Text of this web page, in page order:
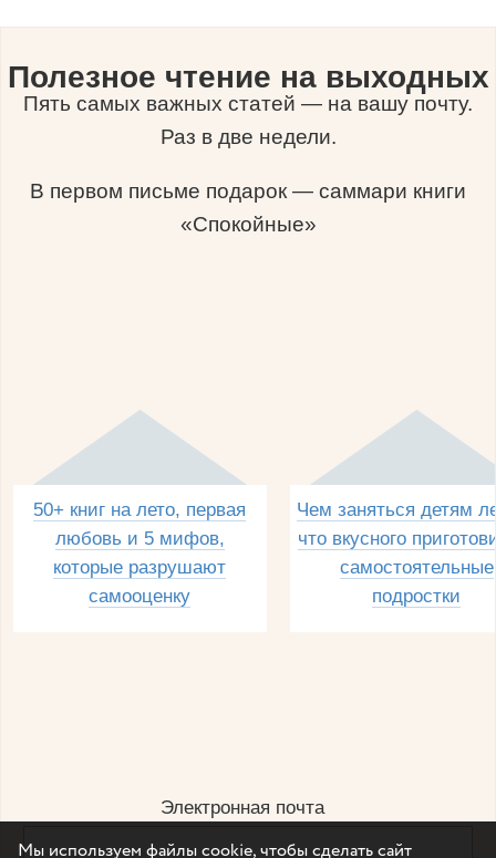
Полезное чтение на выходных
Пять самых важных статей — на вашу почту.
Раз в две недели.
В первом письме подарок — саммари книги
«Спокойные»
50+ книг на лето, первая
любовь и 5 мифов,
которые разрушают
самооценку
Чем заняться детям
что вкусного
самостоятельные
подростки
Электронная почта
Мы используем файлы cookie, чтобы сделать сайт